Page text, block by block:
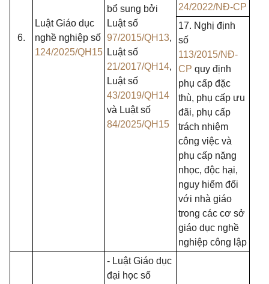
6.
Luật Giáo dục
nghề nghiệp số
124/2025/QH15
bổ sung bởi
Luật số
97/2015/QH13,
Luật số
21/2017/QH14,
Luật số
43/2019/QH14
và Luật số
84/2025/QH15
24/2022/NĐ-CP
17. Nghị định
số
113/2015/NĐ-
CP quy định
phụ cấp đặc
thù, phụ cấp ưu
đãi, phụ cấp
trách nhiệm
công việc và
phụ cấp nặng
nhọc, độc hại,
nguy hiểm đối
với nhà giáo
trong các cơ sở
giáo dục nghề
nghiệp công lập
- Luật Giáo dục
đại học số